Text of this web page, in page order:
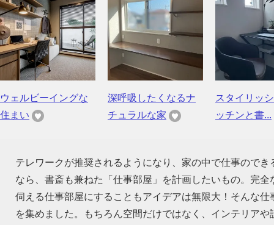
ウェルビーイングな
住まい
深呼吸したくなるナ
チュラルな家
スタイリッ
ッチンと書...
テレワークが推奨されるようになり、家の中で仕事ので
なら、書斎も兼ねた「仕事部屋」を計画したいもの。完
伺える仕事部屋にすることもアイデアは無限大！そんな
を集めました。もちろん空間だけではなく、インテリア